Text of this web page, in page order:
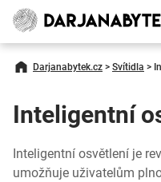
Darjanabytek.cz > Svítidla >
Inteligentní
Inteligentní osvětlení je
umožňuje uživatelům